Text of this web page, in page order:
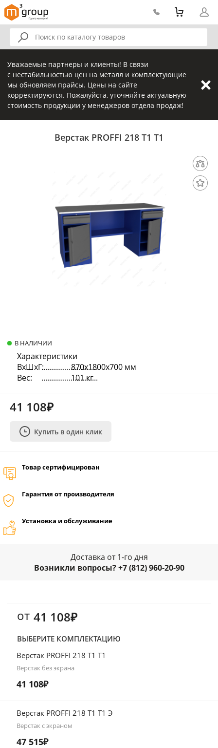
Уважаемые партнеры и клиенты! В связи
с нестабильностью цен на металл и комплектующие
мы обновляем прайсы. Цены на сайте
корректируются. Пожалуйста, уточняйте актуальную
стоимость продукции у менеджеров отдела продаж!
Верстак PROFFI 218 Т1 Т1
В НАЛИЧИИ
Характеристики
ВхШхГ:
870х1800х700 мм
Вес:
101 кг
41 108₽
Купить в один клик
Товар сертифицирован
Гарантия от производителя
Установка и обслуживание
Доставка от 1-го дня
Возникли вопросы? +7 (812) 960-20-90
от 41 108₽
ВЫБЕРИТЕ КОМПЛЕКТАЦИЮ
Верстак PROFFI 218 Т1 Т1
Верстак без экрана
41 108₽
Верстак PROFFI 218 Т1 Т1 Э
Верстак с экраном
47 515₽